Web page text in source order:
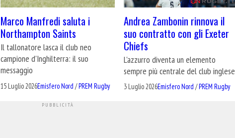
Marco Manfredi saluta i
Northampton Saints
Il tallonatore lasca il club neo
campione d'Inghilterra: il suo
messaggio
15 Luglio 2026Emisfero Nord /PREM Rugby
Andrea Zambonin rinnova il
suo contratto con gli Exeter
Chiefs
L'azzurro diventa un elemento
sempre più centrale del club inglese
3 Luglio 2026Emisfero Nord /PREM Rugby